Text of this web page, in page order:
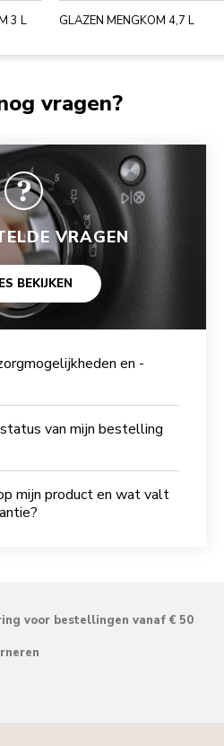
3 L GLAZEN MENGKOM 4,7 L
vragen?
VRAGEN
BEKIJKEN
en -
van mijn bestelling
mijn product en wat valt
voor bestellingen vanaf € 50